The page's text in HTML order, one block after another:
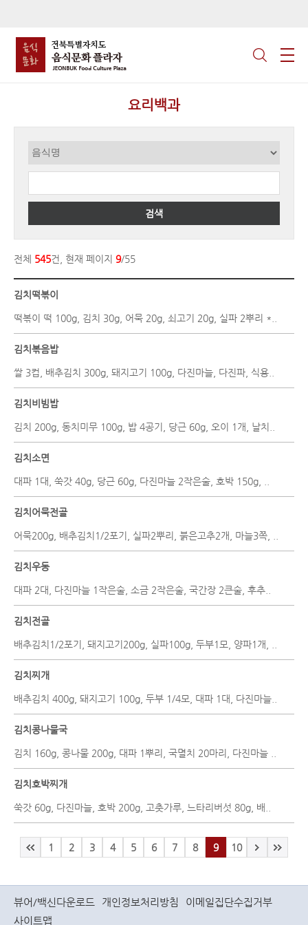
요리백과
검색
전체 545건, 현재 페이지 9/55
김치떡볶이
떡볶이 떡 100g, 김치 30g, 어묵 20g, 쇠고기 20g, 실파 2뿌리 *..
김치볶음밥
쌀 3컵, 배추김치 300g, 돼지고기 100g, 다진마늘, 다진파, 식용..
김치비빔밥
김치 200g, 동치미무 100g, 밥 4공기, 당근 60g, 오이 1개, 날치..
김치소면
대파 1대, 쑥갓 40g, 당근 60g, 다진마늘 2작은술, 호박 150g, ..
김치어묵전골
어묵200g, 배추김치1/2포기, 실파2뿌리, 붉은고추2개, 마늘3쪽, ..
김치우동
대파 2대, 다진마늘 1작은술, 소금 2작은술, 국간장 2큰술, 후추..
김치전골
배추김치1/2포기, 돼지고기200g, 실파100g, 두부1모, 양파1개, ..
김치찌개
배추김치 400g, 돼지고기 100g, 두부 1/4모, 대파 1대, 다진마늘..
김치콩나물국
김치 160g, 콩나물 200g, 대파 1뿌리, 국멸치 20마리, 다진마늘 ..
김치호박찌개
쑥갓 60g, 다진마늘, 호박 200g, 고춧가루, 느타리버섯 80g, 배..
1 2 3 4 5 6 7 8 9 10
뷰어/백신다운로드 개인정보처리방침
이메일집단수집거부
사이트맵